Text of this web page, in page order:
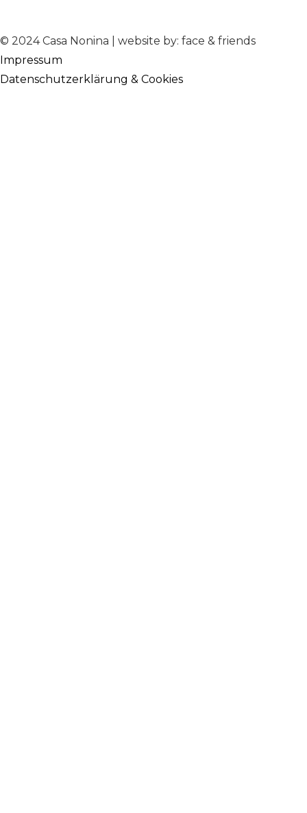
© 2024 Casa Nonina | website by: face & friends
Impressum
Datenschutzerklärung & Cookies